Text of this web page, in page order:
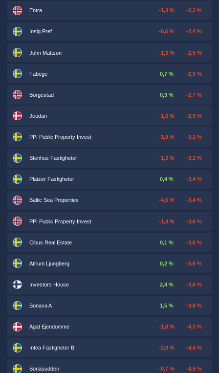
Entra -1,3 % -2,2 %
Insig Pref -0,6 % -2,4 %
John Mattson -1,3 % -2,5 %
Fabege 0,7 % -2,5 %
Borgestad 0,3 % -2,7 %
Jeudan -1,0 % -2,9 %
PPI Public Property Invest -1,9 % -3,2 %
Stenhus Fastigheter -1,3 % -3,2 %
Platzer Fastigheter 0,4 % -3,4 %
Baltic Sea Properties -4,6 % -3,4 %
PPI Public Property Invest -1,4 % -3,6 %
Cibus Real Estate 0,1 % -3,6 %
Atrium Ljungberg 0,2 % -3,6 %
Investors House 2,4 % -3,6 %
Bonava A 1,5 % -3,8 %
Agat Ejendomme -1,8 % -4,3 %
Intea Fastigheter B -2,8 % -4,4 %
Bonäsudden -0,7 % -4,5 %